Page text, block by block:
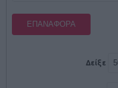
ΕΠΑΝΑΦΟΡΆ
Δείξε